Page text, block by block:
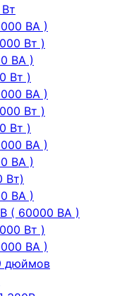
ВА )
Вт )
ВА )
Вт )
ВА )
Вт )
Вт )
ВА )
ВА )
Вт)
ВА )
( 60000 ВА )
Вт )
ВА )
дюймов